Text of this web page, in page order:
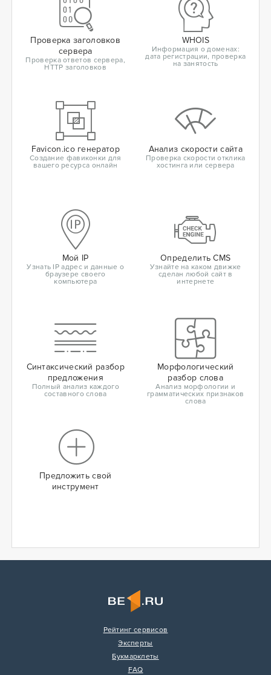
Проверка заголовков
сервера
Проверка ответов сервера,
HTTP заголовков
WHOIS
Информация о доменах:
дата регистрации, проверка
на занятость
Favicon.ico генератор
Создание фавиконки для
вашего ресурса онлайн
Анализ скорости сайта
Проверка скорости отклика
хостинга или сервера
Мой IP
Узнать IP адрес и данные о
браузере своего
компьютера
Определить CMS
Узнайте на каком движке
сделан любой сайт в
интернете
Синтаксический разбор
предложения
Полный анализ каждого
составного слова
Морфологический
разбор слова
Анализ морфологии и
грамматических признаков
слова
Предложить свой
инструмент
Рейтинг сервисов
Эксперты
Букмарклеты
FAQ